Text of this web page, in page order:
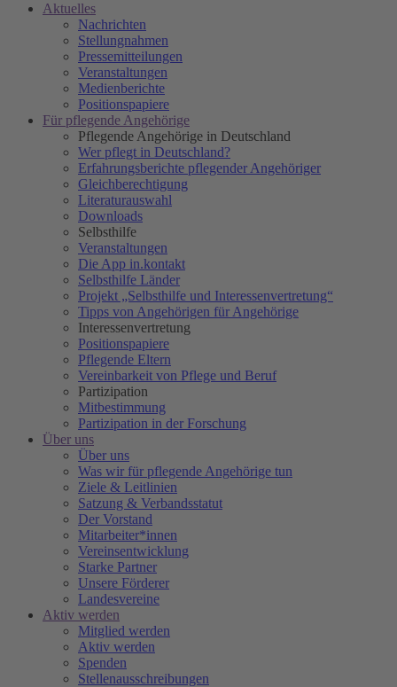
Aktuelles
Nachrichten
Stellungnahmen
Pressemitteilungen
Veranstaltungen
Medienberichte
Positionspapiere
Für pflegende Angehörige
Pflegende Angehörige in Deutschland
Wer pflegt in Deutschland?
Erfahrungsberichte pflegender Angehöriger
Gleichberechtigung
Literaturauswahl
Downloads
Selbsthilfe
Veranstaltungen
Die App in.kontakt
Selbsthilfe Länder
Projekt „Selbsthilfe und Interessenvertretung“
Tipps von Angehörigen für Angehörige
Interessenvertretung
Positionspapiere
Pflegende Eltern
Vereinbarkeit von Pflege und Beruf
Partizipation
Mitbestimmung
Partizipation in der Forschung
Über uns
Über uns
Was wir für pflegende Angehörige tun
Ziele & Leitlinien
Satzung & Verbandsstatut
Der Vorstand
Mitarbeiter*innen
Vereinsentwicklung
Starke Partner
Unsere Förderer
Landesvereine
Aktiv werden
Mitglied werden
Aktiv werden
Spenden
Stellenausschreibungen